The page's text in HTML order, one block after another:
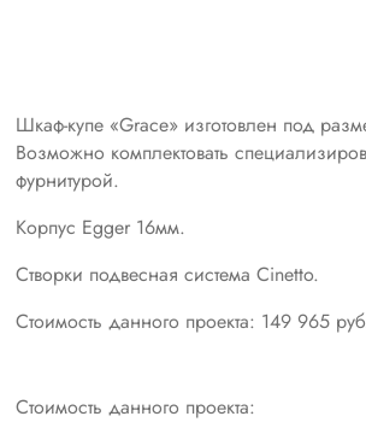
Шкаф-купе «Grace» изготовлен под
Возможно комплектовать
фурнитурой.
Корпус Egger 16мм.
Створки подвесная система Cinetto.
Стоимость данного проекта: 149 965
Стоимость данного проекта: